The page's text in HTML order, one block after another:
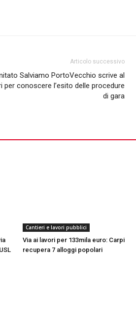
Articolo successivo
Salviamo PortoVecchio scrive al
per conoscere l’esito delle procedure
di gara
Cantieri e lavori pubblici
Via ai lavori per 133mila euro: Carpi
recupera 7 alloggi popolari